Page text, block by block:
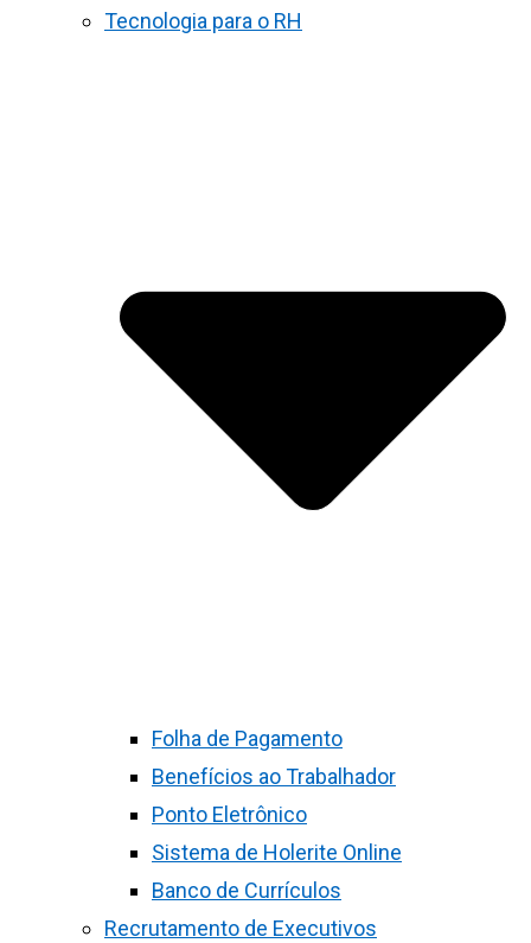
Tecnologia para o RH
Folha de Pagamento
Benefícios ao Trabalhador
Ponto Eletrônico
Sistema de Holerite Online
Banco de Currículos
Recrutamento de Executivos